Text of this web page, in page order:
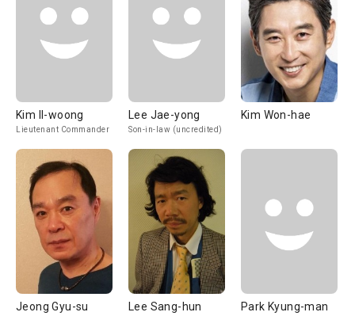
Kim Il-woong
Lieutenant Commander
Lee Jae-yong
Son-in-law (uncredited)
Kim Won-hae
Jeong Gyu-su Lee Sang-hun Park Kyung-man